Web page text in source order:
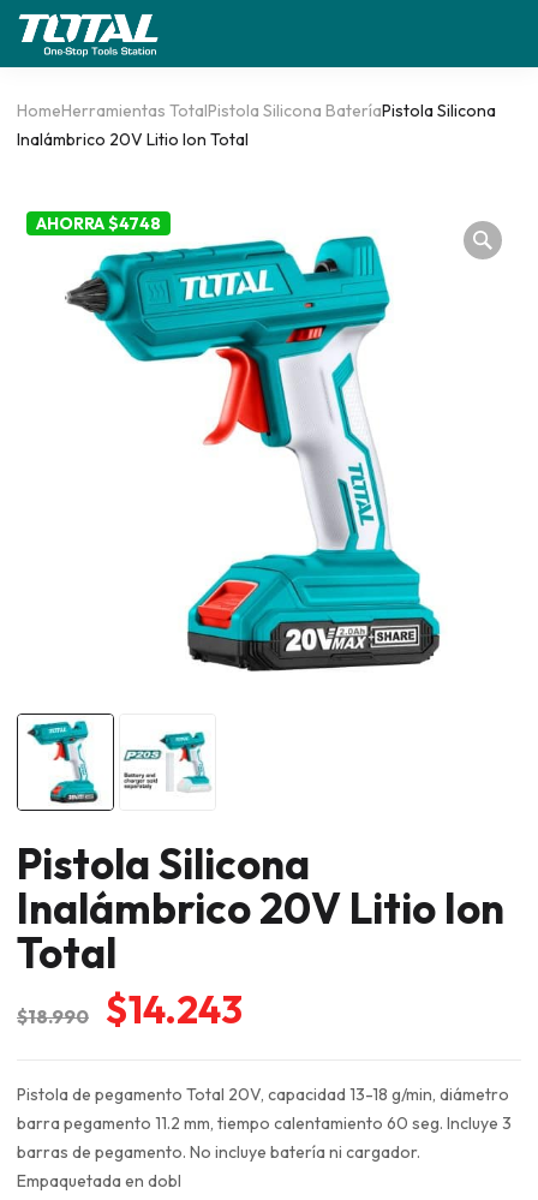
HomeHerramientas TotalPistola Silicona BateríaPistola Silicona
Inalámbrico 20V Litio Ion Total
AHORRA $4748
Pistola Silicona
Inalámbrico 20V Litio Ion
Total
$18.990
El
original
era:
$18.990.
$14.243
actual
es:
$14.243.
Pistola de pegamento Total 20V, capacidad 13-18 g/min, diámetro
barra pegamento 11.2 mm, tiempo calentamiento 60 seg. Incluye 3
barras de pegamento. No incluye batería ni cargador.
Empaquetada en dobl